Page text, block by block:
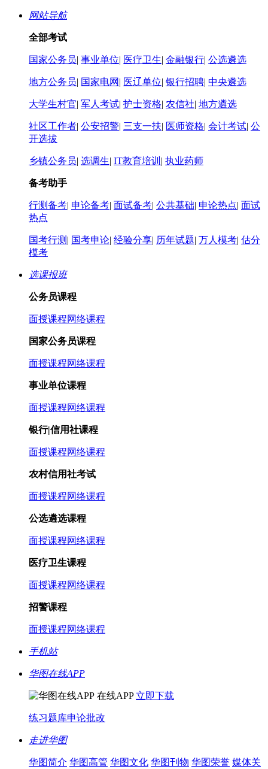
网站导航
全部考试
国家公务员| 事业单位| 医疗卫生| 金融银行| 公选遴选
地方公务员| 国家电网 | 医辽单位| 银行招聘| 中央遴选
大学生村官| 军人考试| 护士资格| 农信社| 地方遴选
社区工作者| 公安招警| 三支一扶| 医师资格| 会计考试| 公
开选拔
乡镇公务员| 选调生| IT教育培训 | 执业药师
备考助手
行测备考| 申论备考| 面试备考| 公共基础| 申论热点| 面试
热点
国考行测 | 国考申论| 经验分享| 历年试题| 万人模考| 估分
模考
选课报班
公务员课程
面授课程网络课程
国家公务员课程
面授课程网络课程
事业单位课程
面授课程网络课程
银行|信用社课程
面授课程网络课程
农村信用社考试
面授课程网络课程
公选遴选课程
面授课程网络课程
医疗卫生课程
面授课程网络课程
招警课程
面授课程网络课程
手机站
华图在线APP
在线APP 立即下载
练习题库申论批改
走进华图
华图简介 华图高管 华图文化 华图刊物 华图荣誉 媒体关